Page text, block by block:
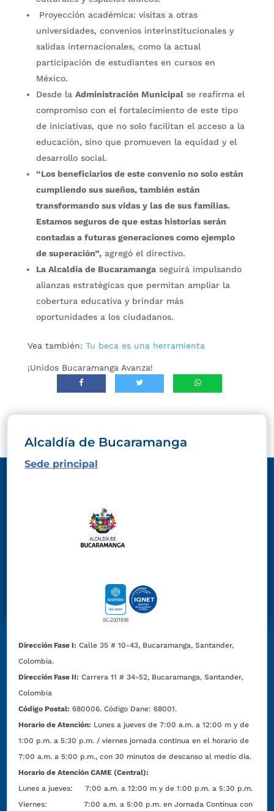
Proyección académica: visitas a otras
universidades, convenios interinstitucionales y
salidas internacionales, como la actual
participación de estudiantes en cursos en
México.
Desde la Administración Municipalse reafirma el
compromiso con el fortalecimiento de este tipo
de iniciativas, que no solo facilitan el acceso a la
educación, sino que promueven la equidad y el
desarrollo social.
“Los beneficiarios de este convenio no solo están
cumpliendo sus sueños, también están
transformando sus vidas y las de sus familias.
Estamos seguros de que estas historias serán
contadas a futuras generaciones como ejemplo
de superación”,agregó el directivo.
La Alcaldía de Bucaramangaseguirá impulsando
alianzas estratégicas que permitan ampliar la
cobertura educativa y brindar más
oportunidades a los ciudadanos.
Vea también: Tu beca es una herramienta
¡Unidos Bucaramanga Avanza!
Alcaldía de Bucaramanga
Sede principal
Dirección Fase I: Calle 35 # 10-43, Bucaramanga, Santander,
Colombia.
Dirección Fase II: Carrera 11 # 34-52, Bucaramanga, Santander,
Colombia
Código Postal: 680006. Código Dane: 68001.
Horario de Atención: Lunes a jueves de 7:00 a.m. a 12:00 m y de
1:00 p.m. a 5:30 p.m. / viernes jornada continua en el horario de
7:00 a.m. a 5:00 p.m., con 30 minutos de descanso al medio día.
Horario de Atención CAME (Central):
Lunes a jueves: 7:00 a.m. a 12:00 m y de 1:00 p.m. a 5:30 p.m.
Viernes: 7:00 a.m. a 5:00 p.m. en Jornada Continua con